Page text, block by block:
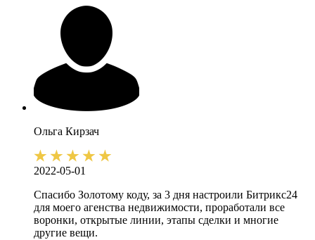
Ольга Кирзач
2022-05-01
Спасибо Золотому коду, за 3 дня настроили Битрикс24
для моего агенства недвижимости, проработали все
воронки, открытые линии, этапы сделки и многие
другие вещи.